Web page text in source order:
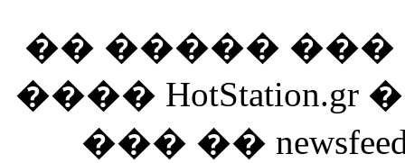
�� �����
����
��� ��